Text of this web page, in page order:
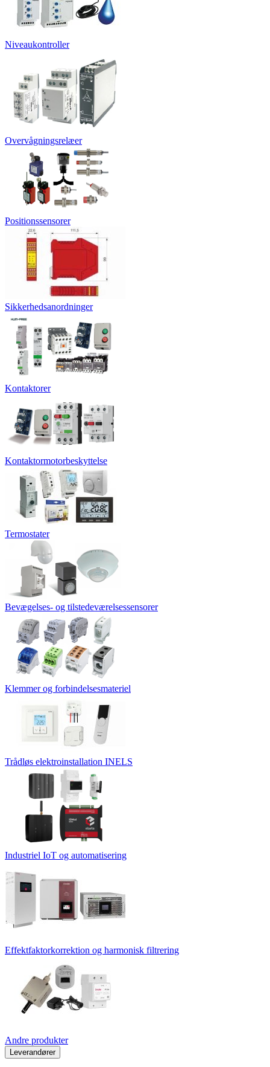
Niveaukontroller
Overvågningsrelæer
Positionssensorer
Sikkerhedsanordninger
Kontaktorer
Kontaktormotorbeskyttelse
Termostater
Bevægelses- og tilstedeværelsessensorer
Klemmer og forbindelsesmateriel
Trådløs elektroinstallation INELS
Industriel IoT og automatisering
Effektfaktorkorrektion og harmonisk filtrering
Andre produkter
Leverandører